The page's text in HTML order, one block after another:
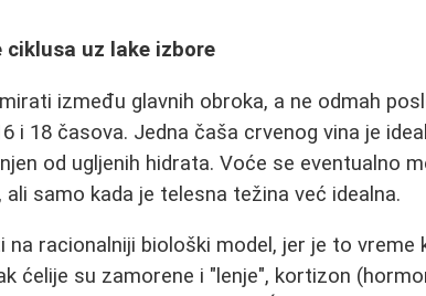
ciklusa uz lake izbore
između glavnih obroka, a ne odmah
i 18 časova. Jedna čaša crvenog vina je
od ugljenih hidrata. Voće se eventualno
samo kada je telesna težina već idealna.
na racionalniji biološki model, jer je to vreme
ćelije su zamorene i "lenje", kortizon